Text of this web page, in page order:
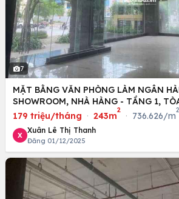
7
MẶT BẰNG VĂN PHÒNG LÀM NGÂN
179 triệu/tháng · 243m
2
· 736.626/m
2
X
Xuân Lê Thị Thanh
Đăng 01/12/2025